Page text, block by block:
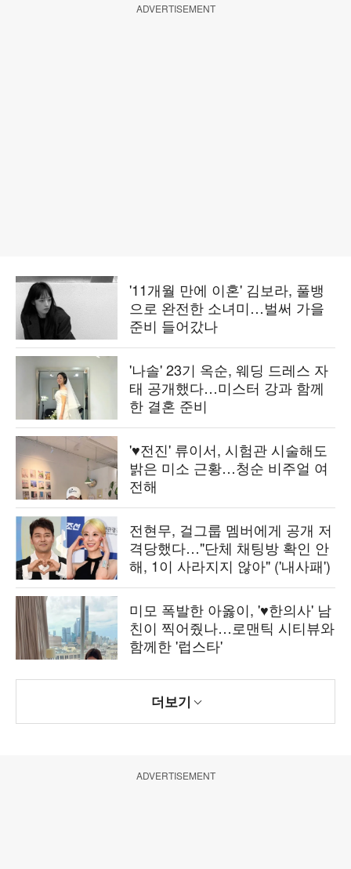
ADVERTISEMENT
'11개월 만에 이혼' 김보라, 풀뱅
으로 완전한 소녀미…벌써 가을
준비 들어갔나
'나솔' 23기 옥순, 웨딩 드레스 자
태 공개했다…미스터 강과 함께
한 결혼 준비
'♥전진' 류이서, 시험관 시술해도
밝은 미소 근황…청순 비주얼 여
전해
전현무, 걸그룹 멤버에게 공개 저
격당했다…"단체 채팅방 확인 안
해, 1이 사라지지 않아" ('내사패')
미모 폭발한 아옳이, '♥한의사' 남
친이 찍어줬나…로맨틱 시티뷰와
함께한 '럽스타'
더보기
ADVERTISEMENT